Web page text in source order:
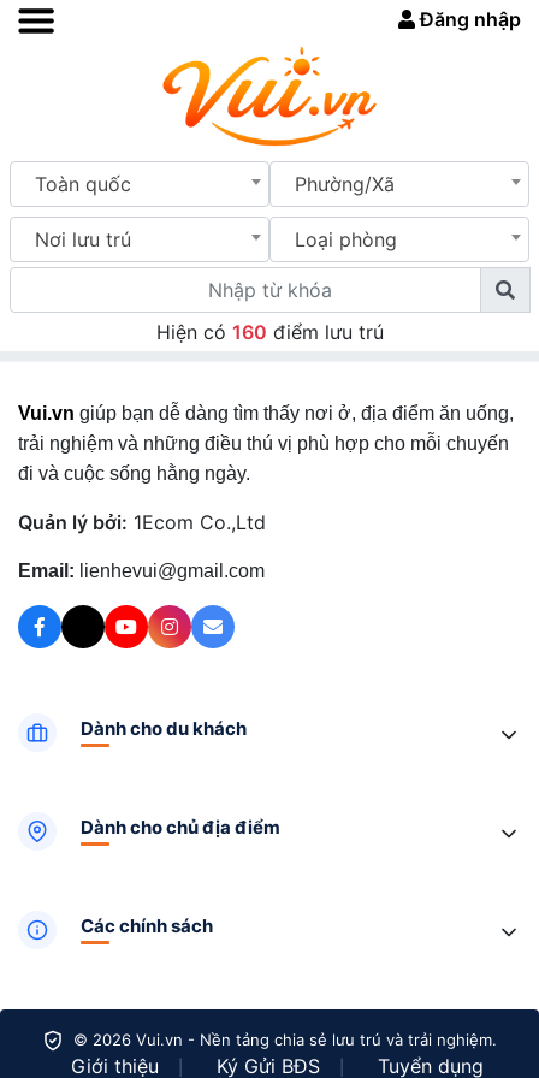
Đăng nhập
Toàn quốc Phường/Xã
Nơi lưu trú Loại phòng
Hiện có 160 điểm lưu trú
Vui.vn giúp bạn dễ dàng tìm thấy nơi ở, địa điểm ăn uống,
trải nghiệm và những điều thú vị phù hợp cho mỗi chuyến
đi và cuộc sống hằng ngày.
Quản lý bởi: 1Ecom Co.,Ltd
Email: lienhevui@gmail.com
Dành cho du khách
Dành cho chủ địa điểm
Các chính sách
© 2026 Vui.vn - Nền tảng chia sẻ lưu trú và trải nghiệm.
Giới thiệu Ký Gửi BĐS Tuyển dụng